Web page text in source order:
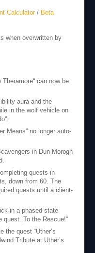
Calculator/ Beta
when overwritten by
can now be
aura and the
in the wolf vehicle on
Means“ no longer auto-
in Dun Morogh
quests in
down from 60. The
quests until a client-
in a phased state
„To the Rescue!“
the quest “Uther’s
Tribute at Uther’s